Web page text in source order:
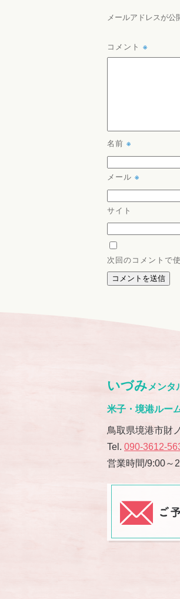
メールアドレスが公
コメント ※
名前 ※
メール ※
サイト
次回のコメントで
いづみ メンタ
米子・境港ルー
鳥取県境港市財
Tel. 090-3612-
営業時間/9:00～